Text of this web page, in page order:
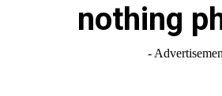
nothing
-